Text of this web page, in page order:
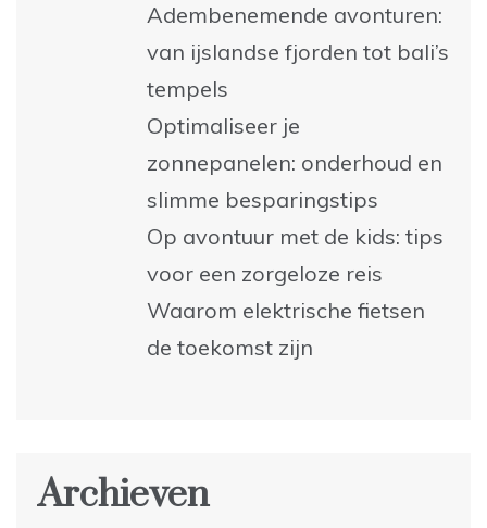
Adembenemende avonturen:
van ijslandse fjorden tot bali’s
tempels
Optimaliseer je
zonnepanelen: onderhoud en
slimme besparingstips
Op avontuur met de kids: tips
voor een zorgeloze reis
Waarom elektrische fietsen
de toekomst zijn
Archieven